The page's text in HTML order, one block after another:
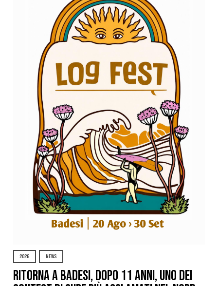
2026 NEWS
Ritorna a Badesi, dopo 11 anni, uno dei